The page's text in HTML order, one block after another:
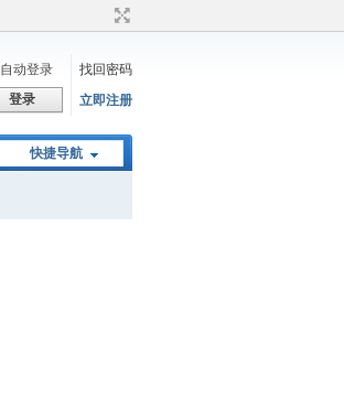
自动登录
找回密码
登录 立即注册
快捷导航